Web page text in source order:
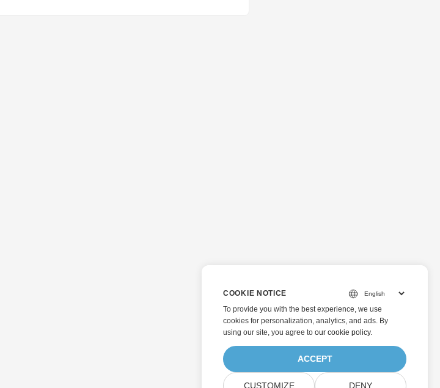
COOKIE NOTICE
To provide you with the best experience, we use
cookies for personalization, analytics, and ads. By
using our site, you agree to our cookie policy.
ACCEPT
CUSTOMIZE DENY